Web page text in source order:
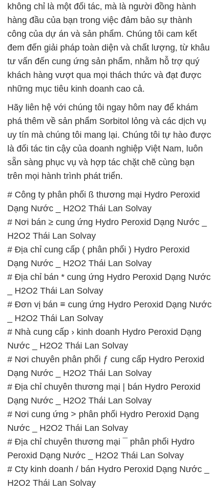
không chỉ là một đối tác, mà là người đồng hành
hàng đầu của bạn trong việc đảm bảo sự thành
công của dự án và sản phẩm. Chúng tôi cam kết
đem đến giải pháp toàn diện và chất lượng, từ khâu
tư vấn đến cung ứng sản phẩm, nhằm hỗ trợ quý
khách hàng vượt qua mọi thách thức và đạt được
những mục tiêu kinh doanh cao cả.
Hãy liên hệ với chúng tôi ngay hôm nay để khám
phá thêm về sản phẩm Sorbitol lỏng và các dịch vụ
uy tín mà chúng tôi mang lại. Chúng tôi tự hào được
là đối tác tin cậy của doanh nghiệp Việt Nam, luôn
sẵn sàng phục vụ và hợp tác chặt chẽ cùng bạn
trên mọi hành trình phát triển.
# Công ty phân phối ß thương mại Hydro Peroxid
Dạng Nước _ H2O2 Thái Lan Solvay
# Nơi bán ≥ cung ứng Hydro Peroxid Dạng Nước _
H2O2 Thái Lan Solvay
# Địa chỉ cung cấp ( phân phối ) Hydro Peroxid
Dạng Nước _ H2O2 Thái Lan Solvay
# Địa chỉ bán * cung ứng Hydro Peroxid Dạng Nước
_ H2O2 Thái Lan Solvay
# Đơn vị bán ≡ cung ứng Hydro Peroxid Dạng Nước
_ H2O2 Thái Lan Solvay
# Nhà cung cấp › kinh doanh Hydro Peroxid Dạng
Nước _ H2O2 Thái Lan Solvay
# Nơi chuyên phân phối ƒ cung cấp Hydro Peroxid
Dạng Nước _ H2O2 Thái Lan Solvay
# Địa chỉ chuyên thương mại | bán Hydro Peroxid
Dạng Nước _ H2O2 Thái Lan Solvay
# Nơi cung ứng > phân phối Hydro Peroxid Dạng
Nước _ H2O2 Thái Lan Solvay
# Địa chỉ chuyên thương mại ¯ phân phối Hydro
Peroxid Dạng Nước _ H2O2 Thái Lan Solvay
# Cty kinh doanh / bán Hydro Peroxid Dạng Nước _
H2O2 Thái Lan Solvay